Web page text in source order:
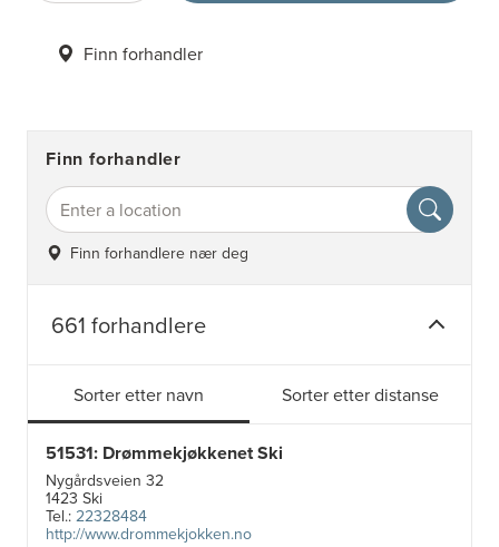
Finn forhandler
Finn forhandler
Finn forhandlere nær deg
661 forhandlere
Sorter etter navn Sorter etter distanse
51531: Drømmekjøkkenet Ski
Nygårdsveien 32
1423 Ski
Tel.: 22328484
http://www.drommekjokken.no